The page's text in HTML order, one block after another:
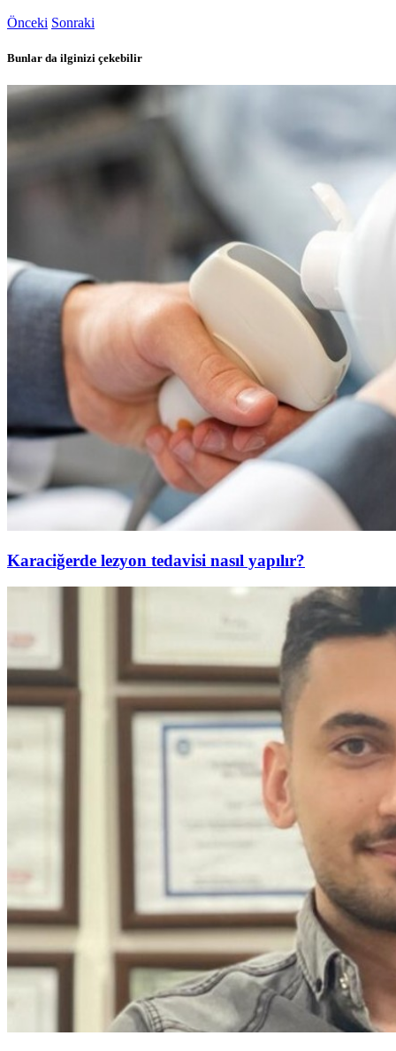
Önceki Sonraki
Bunlar da ilginizi çekebilir
Karaciğerde lezyon tedavisi nasıl yapılır?